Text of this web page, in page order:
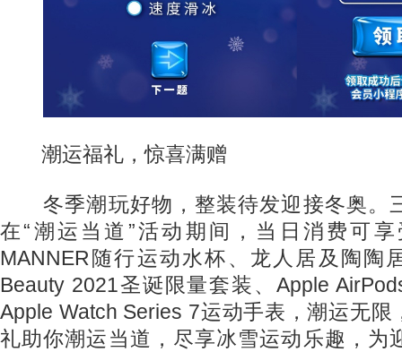
潮运福礼，惊喜满赠
冬季潮玩好物，整装待发迎接冬奥。
在“潮运当道”活动期间，当日消费可
MANNER随行运动水杯、龙人居及陶陶
Beauty 2021圣诞限量套装、Apple
Apple Watch Series 7运动手表，潮运无限
礼助你潮运当道，尽享冰雪运动乐趣，为